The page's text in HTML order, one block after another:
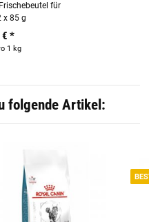
für
x 85 g
*
1 kg
folgende Artikel: